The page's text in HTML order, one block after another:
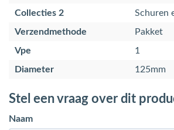
Collecties 2
Schuren
Verzendmethode
Pakket
Vpe
1
Diameter
125mm
Stel een vraag over dit
Naam